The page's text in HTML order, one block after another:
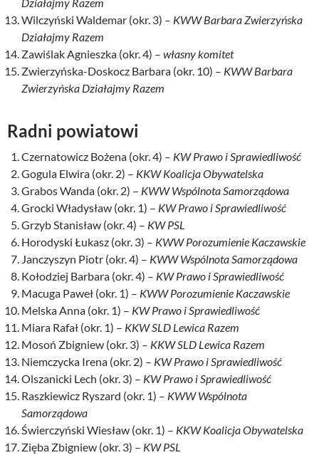
Wilczyński Waldemar (okr. 3) – KWW Barbara Zwierzyńska
Działajmy Razem
Zawiślak Agnieszka (okr. 4) – własny komitet
Zwierzyńska-Doskocz Barbara (okr. 10) – KWW Barbara
Zwierzyńska Działajmy Razem
Radni powiatowi
Czernatowicz Bożena (okr. 4) – KW Prawo i Sprawiedliwość
Gogula Elwira (okr. 2) – KKW Koalicja Obywatelska
Grabos Wanda (okr. 2) – KWW Wspólnota Samorządowa
Grocki Władysław (okr. 1) – KW Prawo i Sprawiedliwość
Grzyb Stanisław (okr. 4) – KW PSL
Horodyski Łukasz (okr. 3) – KWW Porozumienie Kaczawskie
Janczyszyn Piotr (okr. 4) – KWW Wspólnota Samorządowa
Kołodziej Barbara (okr. 4) – KW Prawo i Sprawiedliwość
Macuga Paweł (okr. 1) – KWW Porozumienie Kaczawskie
Melska Anna (okr. 1) – KW Prawo i Sprawiedliwość
Miara Rafał (okr. 1) – KKW SLD Lewica Razem
Mosoń Zbigniew (okr. 3) – KKW SLD Lewica Razem
Niemczycka Irena (okr. 2) – KW Prawo i Sprawiedliwość
Olszanicki Lech (okr. 3) – KW Prawo i Sprawiedliwość
Raszkiewicz Ryszard (okr. 1) – KWW Wspólnota
Samorządowa
Świerczyński Wiesław (okr. 1) – KKW Koalicja Obywatelska
Zięba Zbigniew (okr. 3) – KW PSL